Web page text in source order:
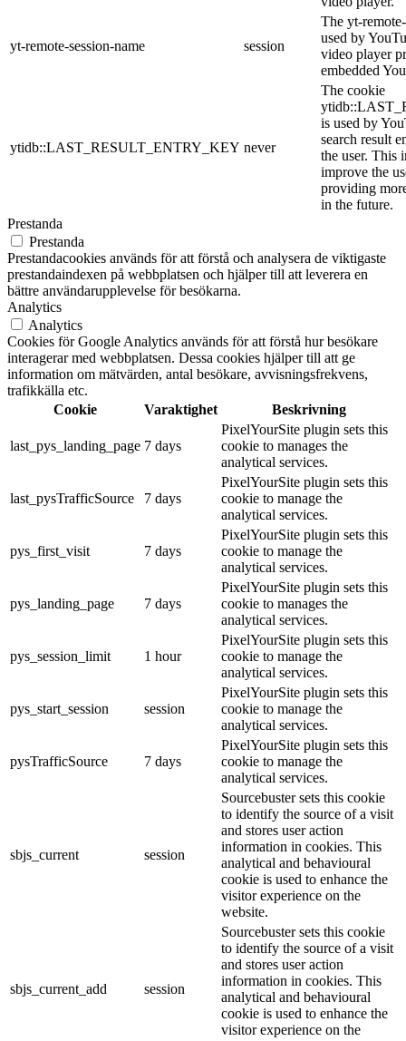
yt-remote-session-name session
The yt-
used by
video player
embedded
ytidb::LAST_RESULT_ENTRY_KEY never
The cookie
is used by
search result
the user. This
improve the
providing
in the future.
Prestanda
Prestanda
Prestandacookies används för att förstå och analysera de viktigaste
prestandaindexen på webbplatsen och hjälper till att leverera en
bättre användarupplevelse för besökarna.
Analytics
Analytics
Cookies för Google Analytics används för att förstå hur besökare
interagerar med webbplatsen. Dessa cookies hjälper till att ge
information om mätvärden, antal besökare, avvisningsfrekvens,
trafikkälla etc.
Cookie
Varaktighet Beskrivning
last_pys_landing_page 7 days
PixelYourSite plugin sets this
cookie to manages the
analytical services.
last_pysTrafficSource 7 days
PixelYourSite plugin sets this
cookie to manage the
analytical services.
pys_first_visit 7 days
PixelYourSite plugin sets this
cookie to manage the
analytical services.
pys_landing_page 7 days
PixelYourSite plugin sets this
cookie to manages the
analytical services.
pys_session_limit 1 hour
PixelYourSite plugin sets this
cookie to manage the
analytical services.
pys_start_session session
PixelYourSite plugin sets this
cookie to manage the
analytical services.
pysTrafficSource 7 days
PixelYourSite plugin sets this
cookie to manage the
analytical services.
sbjs_current session
Sourcebuster sets this cookie
to identify the source of a visit
and stores user action
information in cookies. This
analytical and behavioural
cookie is used to enhance the
visitor experience on the
website.
sbjs_current_add session
Sourcebuster sets this cookie
to identify the source of a visit
and stores user action
information in cookies. This
analytical and behavioural
cookie is used to enhance the
visitor experience on the